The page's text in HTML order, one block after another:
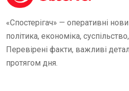
«Спостерігач» — оперативні
політика, економіка,
Перевірені факти, важливі
протягом дня.